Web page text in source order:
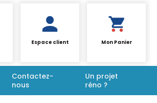
Espace client Mon Panier
Contactez-
nous
Un projet
réno ?